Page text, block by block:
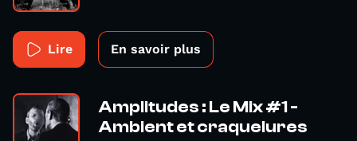
Lire En savoir plus
Amplitudes : Le Mix #1 -
Ambient et craquelures